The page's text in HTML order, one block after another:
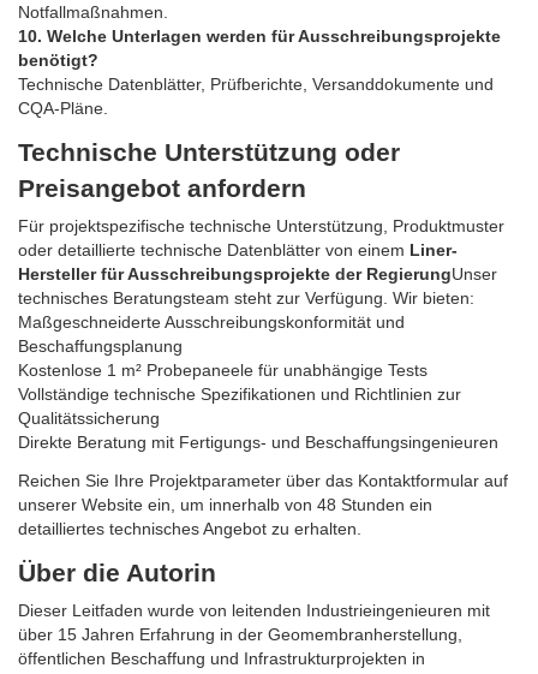
Notfallmaßnahmen.
10. Welche Unterlagen werden für Ausschreibungsprojekte
benötigt?
Technische Datenblätter, Prüfberichte, Versanddokumente und
CQA-Pläne.
Technische Unterstützung oder
Preisangebot anfordern
Für projektspezifische technische Unterstützung, Produktmuster
oder detaillierte technische Datenblätter von einem Liner-
Hersteller für Ausschreibungsprojekte der RegierungUnser
technisches Beratungsteam steht zur Verfügung. Wir bieten:
Maßgeschneiderte Ausschreibungskonformität und
Beschaffungsplanung
Kostenlose 1 m² Probepaneele für unabhängige Tests
Vollständige technische Spezifikationen und Richtlinien zur
Qualitätssicherung
Direkte Beratung mit Fertigungs- und Beschaffungsingenieuren
Reichen Sie Ihre Projektparameter über das Kontaktformular auf
unserer Website ein, um innerhalb von 48 Stunden ein
detailliertes technisches Angebot zu erhalten.
Über die Autorin
Dieser Leitfaden wurde von leitenden Industrieingenieuren mit
über 15 Jahren Erfahrung in der Geomembranherstellung,
öffentlichen Beschaffung und Infrastrukturprojekten in